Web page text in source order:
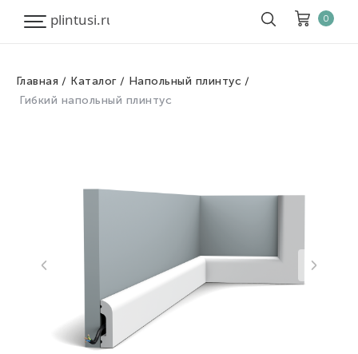
Корзина
Итого к оплате
0
0
Главная Каталог
Напольный плинтус
Гибкий напольный плинтус